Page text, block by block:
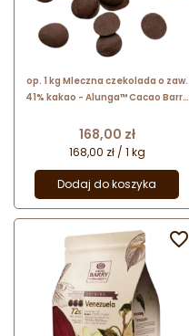
op. 1 kg Mleczna czekolada o zaw.
41% kakao - Alunga™ Cacao Barry
Cena
168,00 zł
168,00 zł / 1 kg
Dodaj do koszyka
